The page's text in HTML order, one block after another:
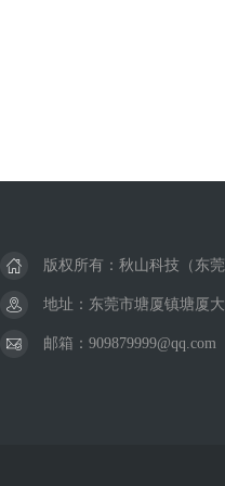
版权所有：秋山科技（东
地址：东莞市塘厦镇塘厦
邮箱：909879999@qq.com